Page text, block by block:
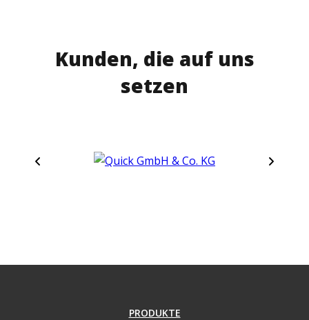
Kunden, die auf uns
setzen
PRODUKTE